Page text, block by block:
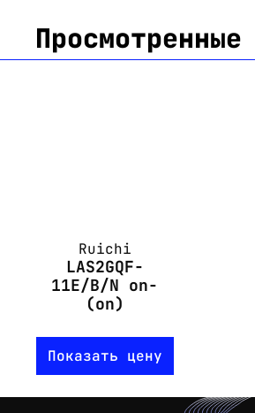
Ruichi
LAS2GQF-
11E/B/N on-
(on)
Показать цену